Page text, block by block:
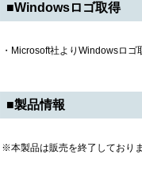
■Windowsロゴ取得
・Microsoft社よりWindowsロゴ
■製品情報
※本製品は販売を終了しておりま